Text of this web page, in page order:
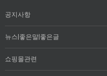
공지사항
뉴스|좋은말|좋은글
쇼핑몰관련